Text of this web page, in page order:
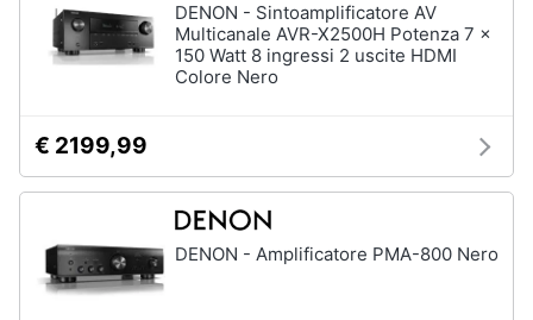
DENON - Sintoamplificatore AV
Multicanale AVR-X2500H Potenza 7 x
150 Watt 8 ingressi 2 uscite HDMI
Colore Nero
€ 2199,99
DENON - Amplificatore PMA-800 Nero